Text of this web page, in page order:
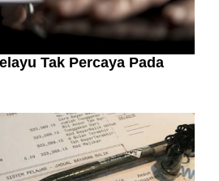
Tak Percaya Pada